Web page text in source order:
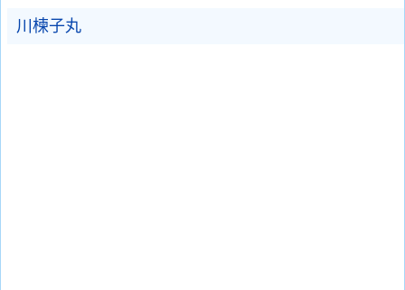
川楝子丸